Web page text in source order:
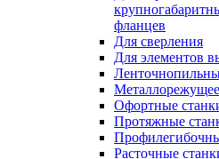
фланцев
Для сверления
Для элементов
Офортные
Протяжные
Расточные